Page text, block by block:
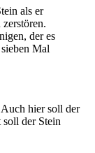
als er
der es
Mal
Auch hier soll der
soll der Stein